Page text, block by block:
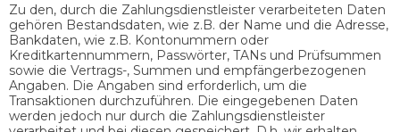
Zu den, durch die Zahlungsdienstleister verarbeiteten Daten
gehören Bestandsdaten, wie z.B. der Name und die Adresse,
Bankdaten, wie z.B. Kontonummern oder
Kreditkartennummern, Passwörter, TANs und Prüfsummen
sowie die Vertrags-, Summen und empfängerbezogenen
Angaben. Die Angaben sind erforderlich, um die
Transaktionen durchzuführen. Die eingegebenen Daten
werden jedoch nur durch die Zahlungsdienstleister